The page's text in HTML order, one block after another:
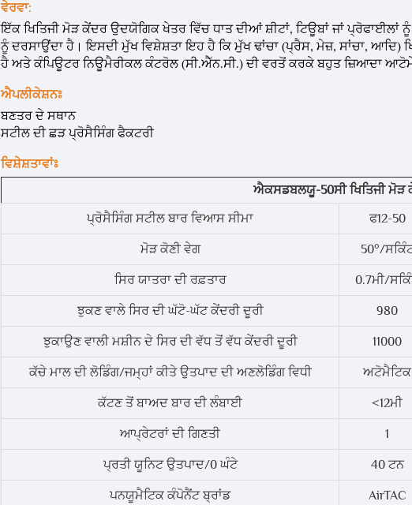
ਵੇਰਵਾ:
ਇੱਕ ਖਿਤਿਜੀ ਮੋੜ ਕੇਂਦਰ ਉਦਯੋਗਿਕ ਖੇਤਰ ਵਿੱਚ ਧਾਤ ਦੀਆਂ ਸ਼ੀਟਾਂ, ਟਿਊਬਾਂ ਜਾਂ ਪ੍ਰੋਫਾਈਲਾਂ
ਨੂੰ ਦਰਸਾਉਂਦਾ ਹੈ। ਇਸਦੀ ਮੁੱਖ ਵਿਸ਼ੇਸ਼ਤਾ ਇਹ ਹੈ ਕਿ ਮੁੱਖ ਢਾਂਚਾ (ਪ੍ਰੈਸ, ਮੇਜ਼, ਸਾਂਚਾ, ਆਦਿ)
ਹੈ ਅਤੇ ਕੰਪਿਊਟਰ ਨਿਊਮੈਰੀਕਲ ਕੰਟਰੋਲ (ਸੀ.ਐੱਨ.ਸੀ.) ਦੀ ਵਰਤੋਂ ਕਰਕੇ ਬਹੁਤ ਜ਼ਿਆਦਾ
ਐਪਲੀਕੇਸ਼ਨਃ
ਬਣਤਰ ਦੇ ਸਥਾਨ
ਸਟੀਲ ਦੀ ਛੜ ਪ੍ਰੋਸੈਸਿੰਗ ਫੈਕਟਰੀ
ਵਿਸ਼ੇਸ਼ਤਾਵਾਂਃ
ਐਕਸਡਬਲਯੂ-50ਸੀ ਖਿਤਿਜੀ ਮੋੜ
ਪ੍ਰੋਸੈਸਿੰਗ ਸਟੀਲ ਬਾਰ ਵਿਆਸ ਸੀਮਾ
ਫ12-50
ਮੋੜ ਕੋਣੀ ਵੇਗ 50°/
ਸਿਰ ਯਾਤਰਾ ਦੀ ਰਫ਼ਤਾਰ 0.7ਮੀ/
ਝੁਕਣ ਵਾਲੇ ਸਿਰ ਦੀ ਘੱਟੋ-ਘੱਟ ਕੇਂਦਰੀ ਦੂਰੀ 980
ਝੁਕਾਉਣ ਵਾਲੀ ਮਸ਼ੀਨ ਦੇ ਸਿਰ ਦੀ ਵੱਧ ਤੋਂ ਵੱਧ ਕੇਂਦਰੀ ਦੂਰੀ 11000
ਕੱਚੇ ਮਾਲ ਦੀ ਲੋਡਿੰਗ/ਜਮ੍ਹਾਂ ਕੀਤੇ ਉਤਪਾਦ ਦੀ ਅਣਲੋਡਿੰਗ ਵਿਧੀ ਅਟੋਮੈਟਿਕ
ਕੱਟਣ ਤੋਂ ਬਾਅਦ ਬਾਰ ਦੀ ਲੰਬਾਈ <12ਮੀ
ਆਪ੍ਰੇਟਰਾਂ ਦੀ ਗਿਣਤੀ 1
ਪ੍ਰਤੀ ਯੂਨਿਟ ਉਤਪਾਦ/0 ਘੰਟੇ 40 ਟਨ
ਪਨਯੂਮੈਟਿਕ ਕੰਪੋਨੈਂਟ ਬ੍ਰਾਂਡ AirTAC